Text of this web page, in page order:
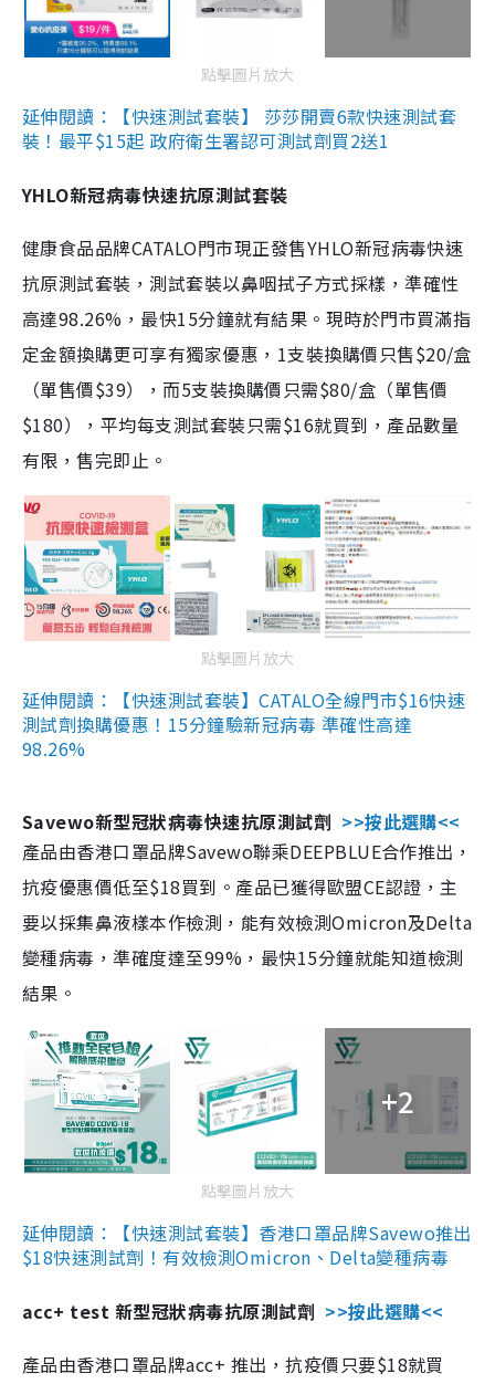
點擊圖片放大
延伸閱讀：【快速測試套裝】 莎莎開賣6款快速測試套
裝！最平$15起 政府衛生署認可測試劑買2送1
YHLO新冠病毒快速抗原測試套裝
健康食品品牌CATALO門市現正發售YHLO新冠病毒快速
抗原測試套裝，測試套裝以鼻咽拭子方式採樣，準確性
高達98.26%，最快15分鐘就有結果。現時於門市買滿指
定金額換購更可享有獨家優惠，1支裝換購價只售$20/盒
（單售價$39），而5支裝換購價只需$80/盒（單售價
$180），平均每支測試套裝只需$16就買到，產品數量
有限，售完即止。
點擊圖片放大
延伸閱讀：【快速測試套裝】CATALO全線門市$16快速
測試劑換購優惠！15分鐘驗新冠病毒 準確性高達
98.26%
Savewo新型冠狀病毒快速抗原測試劑 >>按此選購<<
產品由香港口罩品牌Savewo聯乘DEEPBLUE合作推出，
抗疫優惠價低至$18買到。產品已獲得歐盟CE認證，主
要以採集鼻液樣本作檢測，能有效檢測Omicron及Delta
變種病毒，準確度達至99%，最快15分鐘就能知道檢測
結果。
+2
點擊圖片放大
延伸閱讀：【快速測試套裝】香港口罩品牌Savewo推出
$18快速測試劑！有效檢測Omicron、Delta變種病毒
acc+ test 新型冠狀病毒抗原測試劑 >>按此選購<<
產品由香港口罩品牌acc+ 推出，抗疫價只要$18就買